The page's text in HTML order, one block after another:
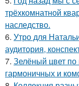
трёхкомнатной
наследство.
6. Утро для
аудитория,
7. Зелёный цвет по
гармоничных и